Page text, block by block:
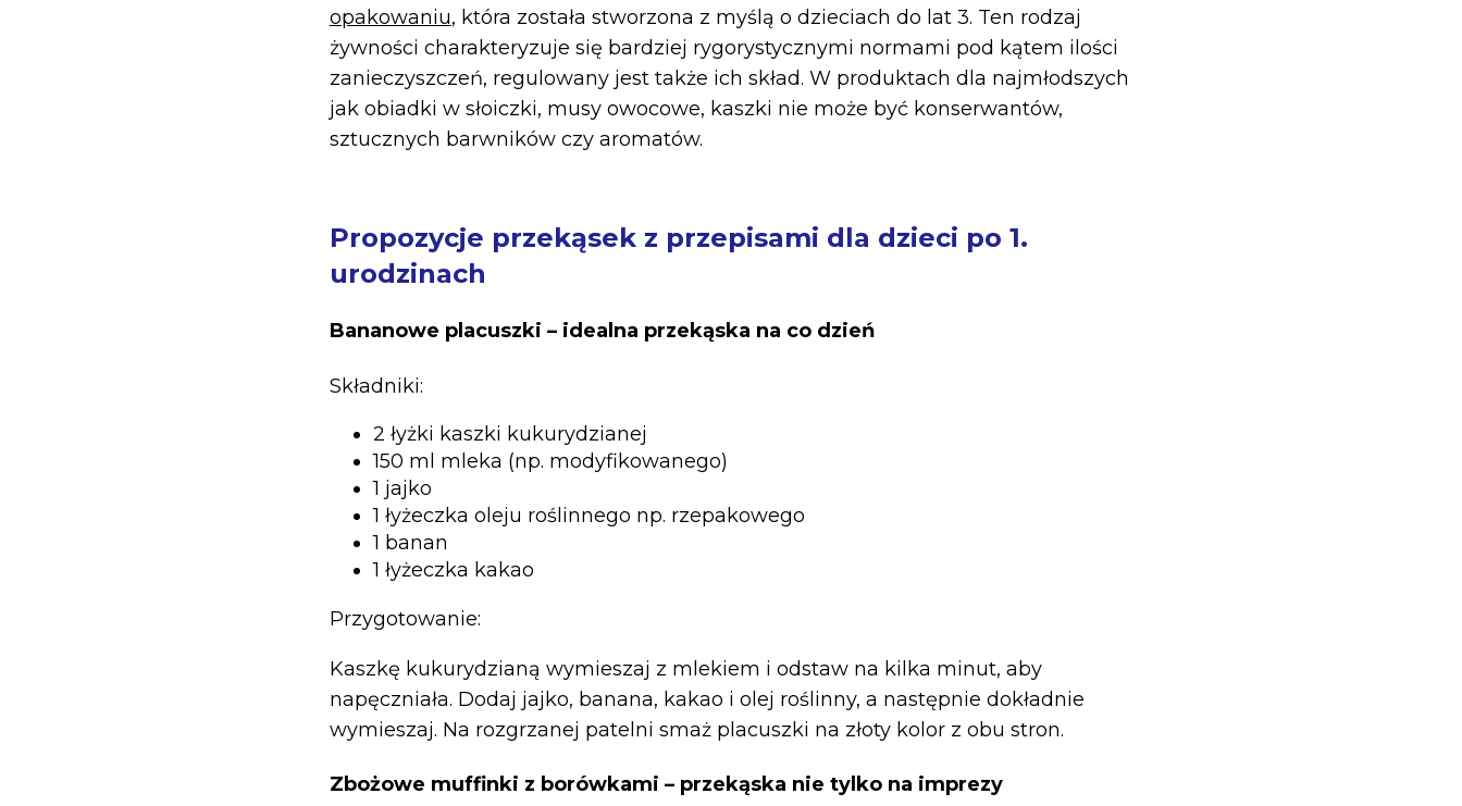
opakowaniu, która została stworzona z myślą o dzieciach do lat 3. Ten rodzaj
żywności charakteryzuje się bardziej rygorystycznymi normami pod kątem ilości
zanieczyszczeń, regulowany jest także ich skład. W produktach dla najmłodszych
jak obiadki w słoiczki, musy owocowe, kaszki nie może być konserwantów,
sztucznych barwników czy aromatów.
Propozycje przekąsek z przepisami dla dzieci po 1.
urodzinach
Bananowe placuszki – idealna przekąska na co dzień
Składniki:
2 łyżki kaszki kukurydzianej
150 ml mleka (np. modyfikowanego)
1 jajko
1 łyżeczka oleju roślinnego np. rzepakowego
1 banan
1 łyżeczka kakao
Przygotowanie:
Kaszkę kukurydzianą wymieszaj z mlekiem i odstaw na kilka minut, aby
napęczniała. Dodaj jajko, banana, kakao i olej roślinny, a następnie dokładnie
wymieszaj. Na rozgrzanej patelni smaż placuszki na złoty kolor z obu stron.
Zbożowe muffinki z borówkami – przekąska nie tylko na imprezy